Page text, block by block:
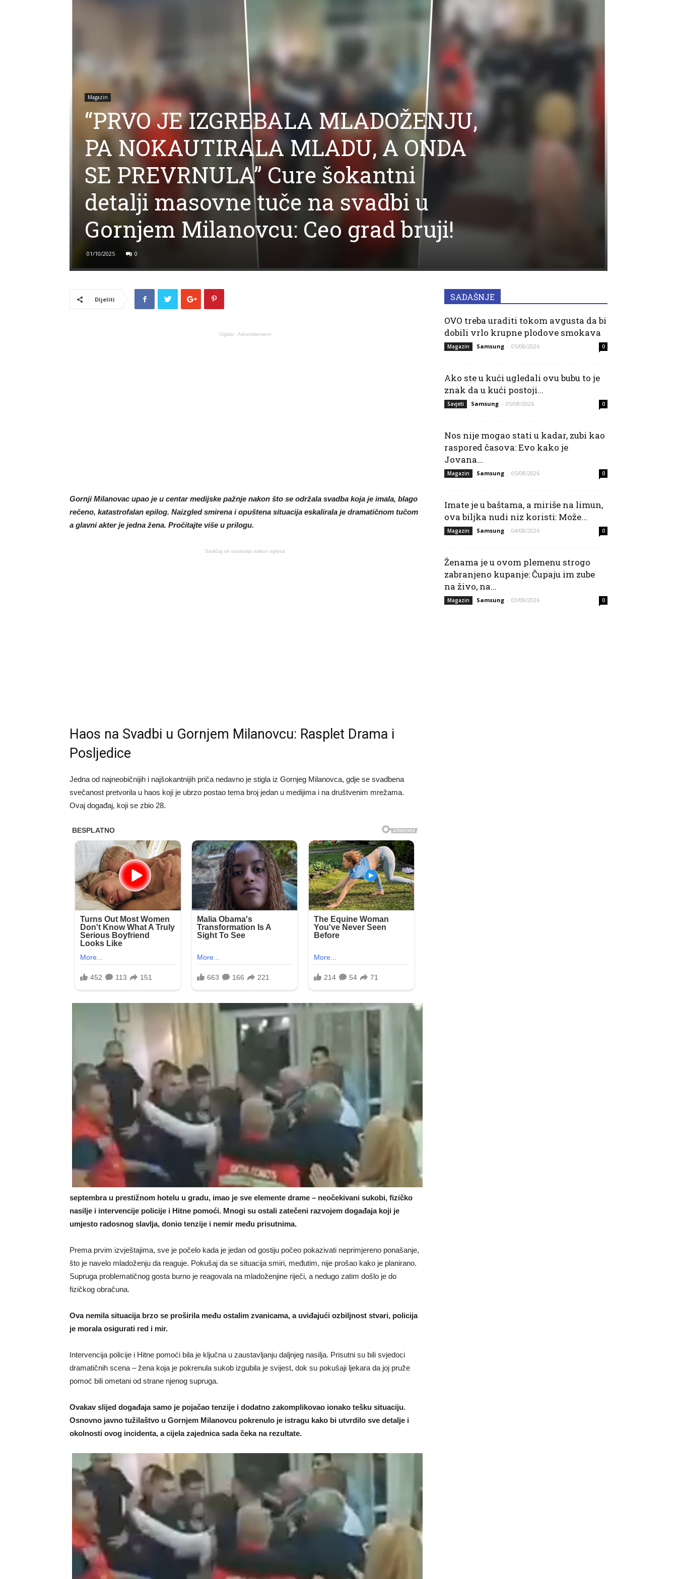
Magazin
“PRVO JE IZGREBALA MLADOŽENJU,
PA NOKAUTIRALA MLADU, A ONDA
SE PREVRNULA” Cure šokantni
detalji masovne tuče na svadbi u
Gornjem Milanovcu: Ceo grad bruji!
01/10/2025 0
Dijeliti
Oglasi - Advertisement
Gornji Milanovac upao je u centar medijske pažnje nakon što se održala svadba koja je imala, blago
rečeno, katastrofalan epilog. Naizgled smirena i opuštena situacija eskalirala je dramatičnom tučom
a glavni akter je jedna žena. Pročitajte više u prilogu.
Sadržaj se nastavlja nakon oglasa
Haos na Svadbi u Gornjem Milanovcu: Rasplet Drama i
Posljedice
Jedna od najneobičnijih i najšokantnijih priča nedavno je stigla iz Gornjeg Milanovca, gdje se svadbena
svečanost pretvorila u haos koji je ubrzo postao tema broj jedan u medijima i na društvenim mrežama.
Ovaj događaj, koji se zbio 28.
septembra u prestižnom hotelu u gradu, imao je sve elemente drame – neočekivani sukobi, fizičko
nasilje i intervencije policije i Hitne pomoći. Mnogi su ostali zatečeni razvojem događaja koji je
umjesto radosnog slavlja, donio tenzije i nemir među prisutnima.
Prema prvim izvještajima, sve je počelo kada je jedan od gostiju počeo pokazivati neprimjereno ponašanje,
što je navelo mladoženju da reaguje. Pokušaj da se situacija smiri, međutim, nije prošao kako je planirano.
Supruga problematičnog gosta burno je reagovala na mladoženjine riječi, a nedugo zatim došlo je do
fizičkog obračuna.
Ova nemila situacija brzo se proširila među ostalim zvanicama, a uviđajući ozbiljnost stvari, policija
je morala osigurati red i mir.
Intervencija policije i Hitne pomoći bila je ključna u zaustavljanju daljnjeg nasilja. Prisutni su bili svjedoci
dramatičnih scena – žena koja je pokrenula sukob izgubila je svijest, dok su pokušaji ljekara da joj pruže
pomoć bili ometani od strane njenog supruga.
Ovakav slijed događaja samo je pojačao tenzije i dodatno zakomplikovao ionako tešku situaciju.
Osnovno javno tužilaštvo u Gornjem Milanovcu pokrenulo je istragu kako bi utvrdilo sve detalje i
okolnosti ovog incidenta, a cijela zajednica sada čeka na rezultate.
SADAŠNJE
OVO treba uraditi tokom avgusta da bi
dobili vrlo krupne plodove smokava
Magazin Samsung - 05/08/2026 0
Ako ste u kući ugledali ovu bubu to je
znak da u kući postoji...
Savjeti Samsung - 05/08/2026 0
Nos nije mogao stati u kadar, zubi kao
raspored časova: Evo kako je
Jovana...
Magazin Samsung - 05/08/2026 0
Imate je u baštama, a miriše na limun,
ova biljka nudi niz koristi: Može...
Magazin Samsung - 04/08/2026 0
Ženama je u ovom plemenu strogo
zabranjeno kupanje: Čupaju im zube
na živo, na...
Magazin Samsung - 03/08/2026 0